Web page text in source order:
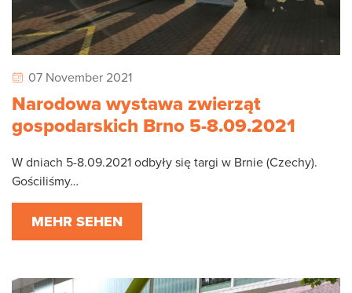
07 November 2021
Narodowa wystawa zwierząt
gospodarskich Brno 5-8.09.2021
W dniach 5-8.09.2021 odbyły się targi w Brnie (Czechy).
Gościliśmy…
MEHR SEHEN